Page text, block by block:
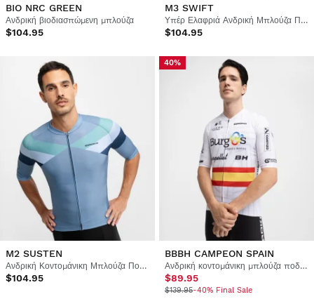
BIO NRC GREEN
Ανδρική βιοδιασπώμενη μπλούζα
$104.95
M3 SWIFT
Υπέρ Ελαφριά Ανδρική Μπλούζα Ποδηλασίας
$104.95
M2 SUSTEN
Ανδρική Κοντομάνικη Μπλούζα Ποδηλασίας
$104.95
40%
BBBH CAMPEON SPAIN
Ανδρική κοντομάνικη μπλούζα ποδηλασίας Burgos Burpellet BH x Siroko
$89.95
$139.95-40% Final Sale